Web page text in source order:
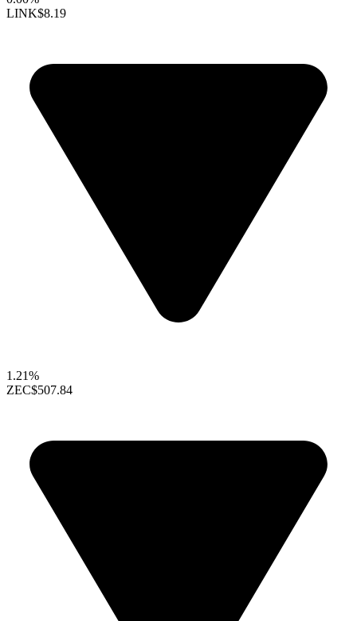
LINK$8.19
1.21%
ZEC$507.84